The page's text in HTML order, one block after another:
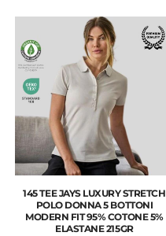
145 TEE JAYS LUXURY STRETCH
POLO DONNA 5 BOTTONI
MODERN FIT 95% COTONE 5%
ELASTANE 215GR